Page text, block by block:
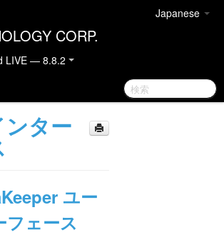
Japanese
CORP.
LIVE — 8.8.2
for Windows
for Windows テクニカルドキュメンテ
ター
ユー
ェース